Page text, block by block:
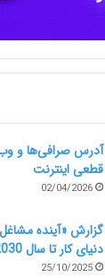
آدرس صرافی‌ها و
قطعی اینترنت
02/04/2026
دنیای کار تا سال 2030
25/10/2025